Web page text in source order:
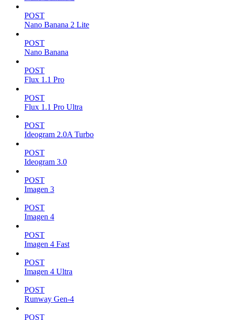
POST
Nano Banana 2 Lite
POST
Nano Banana
POST
Flux 1.1 Pro
POST
Flux 1.1 Pro Ultra
POST
Ideogram 2.0A Turbo
POST
Ideogram 3.0
POST
Imagen 3
POST
Imagen 4
POST
Imagen 4 Fast
POST
Imagen 4 Ultra
POST
Runway Gen-4
POST